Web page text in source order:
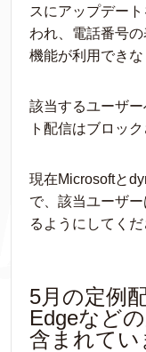
スにアップデー
われ、電話番号
機能が利用できな
該当するユーザ
ト配信はブロッ
現在Microsoftと
で、該当ユーザ
るようにしてくだ
5月の定例
Edgeなど
含まれてい